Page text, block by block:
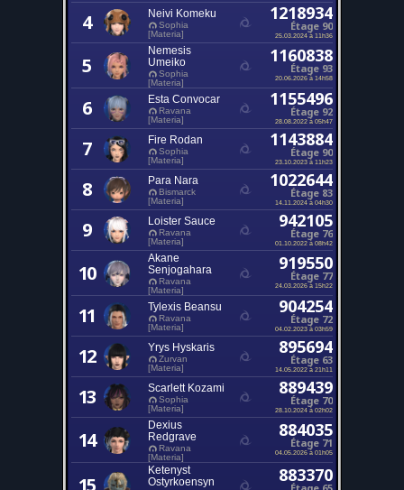
4 Neivi Komeku
Sophia
[Materia]
1218934
Étage 90
25.03.2024 à 11h36
5
Nemesis
Umeiko
Sophia
[Materia]
1160838
Étage 93
20.06.2026 à 14h58
6 Esta Convocar
Ravana
[Materia]
1155496
Étage 92
28.08.2022 à 05h47
7 Fire Rodan
Sophia
[Materia]
1143884
Étage 90
23.10.2023 à 11h23
8 Para Nara
Bismarck
[Materia]
1022644
Étage 83
14.11.2024 à 04h30
9 Loister Sauce
Ravana
[Materia]
942105
Étage 76
01.10.2022 à 08h42
10
Akane
Senjogahara
Ravana
[Materia]
919550
Étage 77
24.03.2026 à 15h22
11 Tylexis Beansu
Ravana
[Materia]
904254
Étage 72
04.02.2023 à 03h59
12 Yrys Hyskaris
Zurvan
[Materia]
895694
Étage 63
14.05.2022 à 21h11
13 Scarlett Kozami
Sophia
[Materia]
889439
Étage 70
28.10.2024 à 02h02
14
Dexius
Redgrave
Ravana
[Materia]
884035
Étage 71
04.05.2026 à 01h05
Ketenyst
Ostyrkoensyn
883370